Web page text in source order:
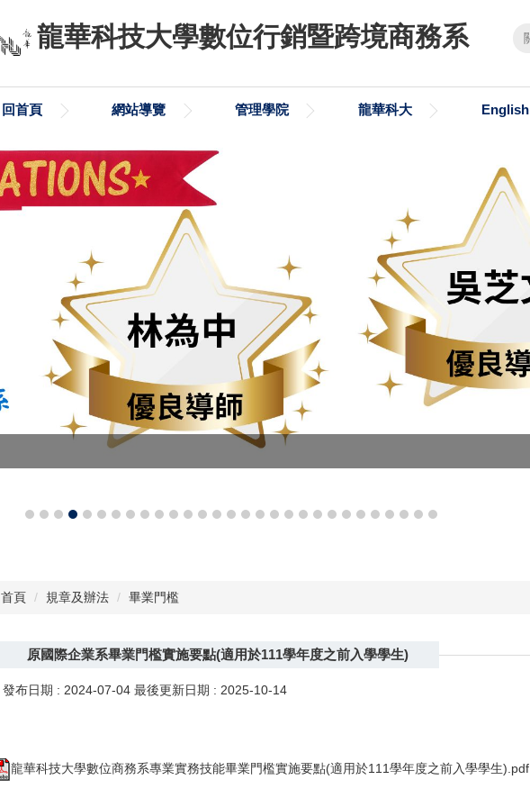
龍華科技大學數位行銷暨跨境商務系
回首頁 網站導覽 管理學院 龍華科大 English
首頁 規章及辦法 畢業門檻
原國際企業系畢業門檻實施要點(適用於111學年度之前入學學生)
發布日期 : 2024-07-04 最後更新日期 : 2025-10-14
龍華科技大學數位商務系專業實務技能畢業門檻實施要點(適用於111學年度之前入學學生).pdf